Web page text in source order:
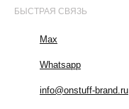
БЫСТРАЯ СВЯЗЬ
Max
Whatsapp
info@onstuff-brand.ru